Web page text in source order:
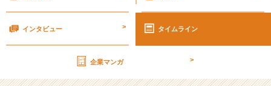
っ
I
Q
インタビュー > タイムライン
企業マンガ >